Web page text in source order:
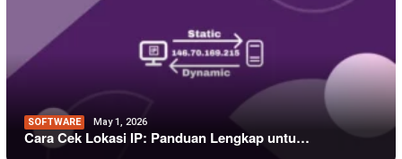
SOFTWARE May 1, 2026
Cara Cek Lokasi IP: Panduan Lengkap untu…